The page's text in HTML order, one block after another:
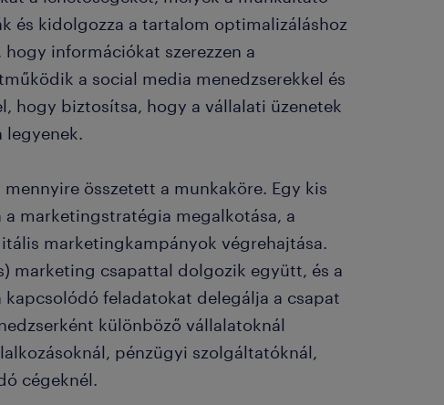
és kidolgozza a tartalom optimalizáláshoz
információkat szerezzen a
a social media menedzserekkel és
hogy biztosítsa, hogy a vállalati üzenetek
legyenek.
összetett a munkaköre. Egy kis
marketingstratégia megalkotása, a
marketingkampányok végrehajtása.
marketing csapattal dolgozik együtt, és a
feladatokat delegálja a csapat
különböző vállalatoknál
pénzügyi szolgáltatóknál,
cégeknél.